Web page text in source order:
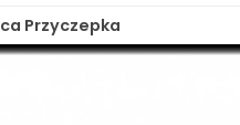
Przyczepka